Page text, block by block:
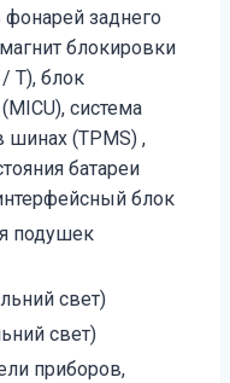
заднего
блокировки
T), блок
система
шинах (TPMS) ,
батареи
блок
подушек
свет)
свет)
приборов,